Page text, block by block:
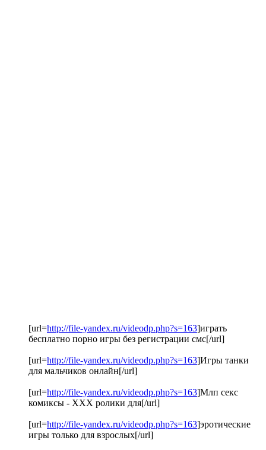
[url=http://file-yandex.ru/videodp.php?s=163]играть
бесплатно порно игры без регистрации смс[/url]
[url=http://file-yandex.ru/videodp.php?s=163]Игры танки
для мальчиков онлайн[/url]
[url=http://file-yandex.ru/videodp.php?s=163]Млп секс
комиксы - ХХХ ролики для[/url]
[url=http://file-yandex.ru/videodp.php?s=163]эротические
игры только для взрослых[/url]